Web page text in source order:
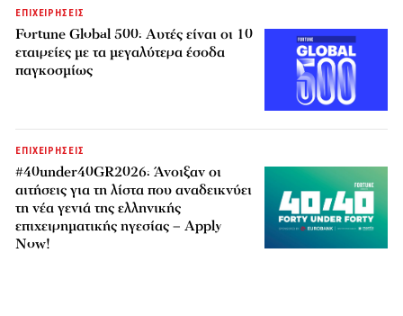
ΕΠΙΧΕΙΡΗΣΕΙΣ
Fortune Global 500: Αυτές είναι οι 10
εταιρείες με τα μεγαλύτερα έσοδα
παγκοσμίως
ΕΠΙΧΕΙΡΗΣΕΙΣ
#40under40GR2026: Άνοιξαν οι
αιτήσεις για τη λίστα που αναδεικνύει
τη νέα γενιά της ελληνικής
επιχειρηματικής ηγεσίας – Apply
Now!